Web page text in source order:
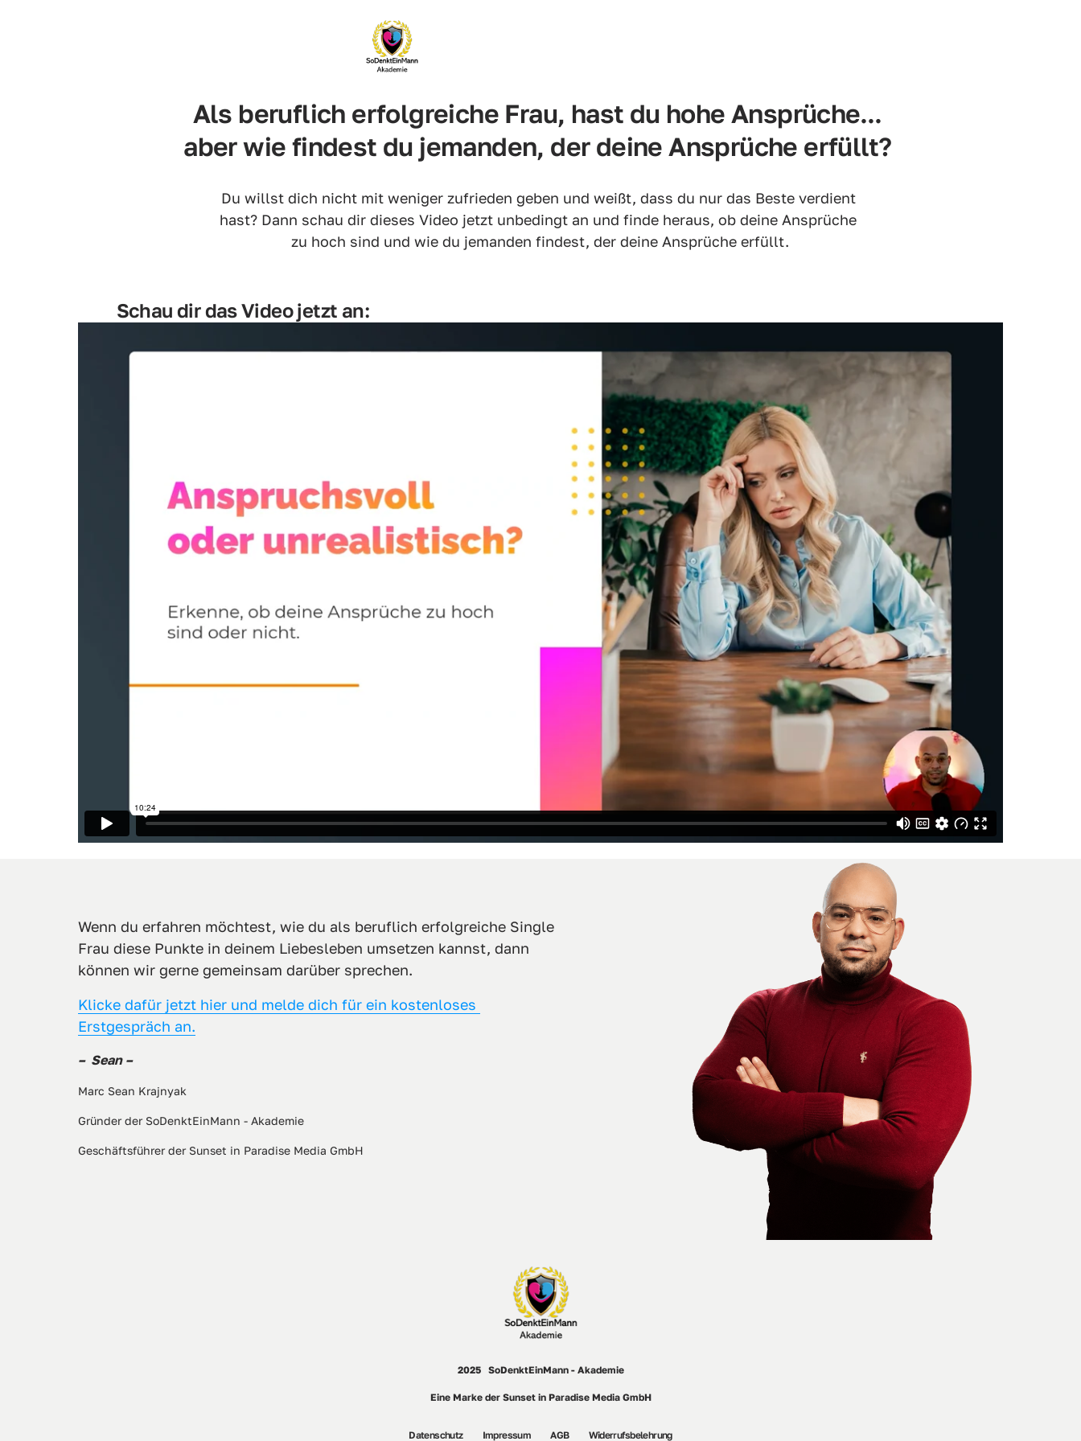
Als beruflich erfolgreiche Frau, hast du hohe Ansprüche...
aber wie findest du jemanden, der deine Ansprüche erfüllt?
Du willst dich nicht mit weniger zufrieden geben und weißt, dass du nur das Beste verdient
hast? Dann schau dir dieses Video jetzt unbedingt an und finde heraus, ob deine Ansprüche
zu hoch sind und wie du jemanden findest, der deine Ansprüche erfüllt.
Schau dir das Video jetzt an:
Wenn du erfahren möchtest, wie du als beruflich erfolgreiche Single
Frau diese Punkte in deinem Liebesleben umsetzen kannst, dann
können wir gerne gemeinsam darüber sprechen.
Klicke dafür jetzt hier und melde dich für ein
Erstgespräch an.
–  Sean –
Marc Sean Krajnyak
Gründer der SoDenktEinMann - Akademie
Geschäftsführer der Sunset in Paradise Media GmbH
2025   SoDenktEinMann - Akademie
Eine Marke der Sunset in Paradise Media GmbH
Datenschutz Impressum AGB Widerrufsbelehrung